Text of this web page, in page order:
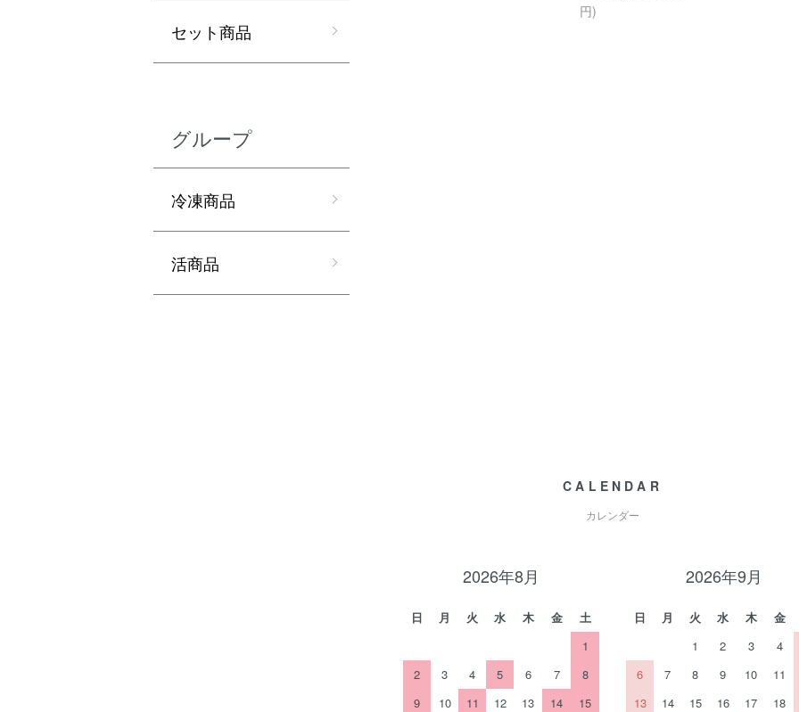
円)
セット商品
グループ
冷凍商品
活商品
CALENDAR
カレンダー
2026年8月
日 月 火 水 木 金
土
1
2
3 4 5 6 7
8
9
10 11 12 13 14
15
2026年9月
日 月 火 水 木 金
1
2 3 4
6
7 8 9 10 11
13
14 15 16 17 18